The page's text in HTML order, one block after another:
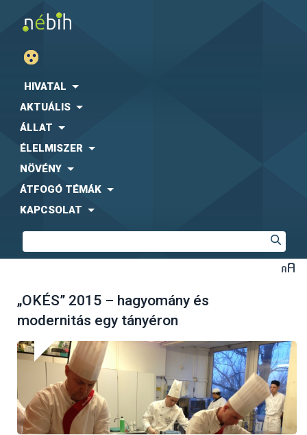
HIVATAL
AKTUÁLIS
ÁLLAT
ÉLELMISZER
NÖVÉNY
ÁTFOGÓ TÉMÁK
KAPCSOLAT
„OKÉS” 2015 – hagyomány és
modernitás egy tányéron